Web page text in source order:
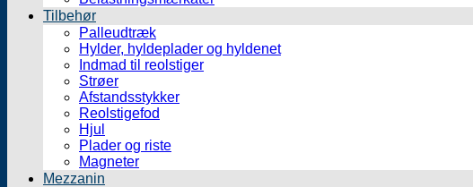
Tilbehør
Palleudtræk
Hylder, hyldeplader og hyldenet
Indmad til reolstiger
Strøer
Afstandsstykker
Reolstigefod
Hjul
Plader og riste
Magneter
Mezzanin